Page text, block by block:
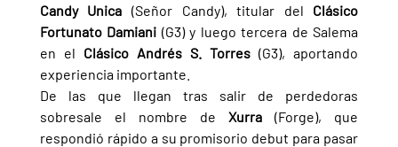
Candy Unica (Señor Candy), titular del Clásico
Fortunato Damiani (G3) y luego tercera de Salema
en el Clásico Andrés S. Torres (G3), aportando
experiencia importante.
De las que llegan tras salir de perdedoras
sobresale el nombre de Xurra (Forge), que
respondió rápido a su promisorio debut para pasar